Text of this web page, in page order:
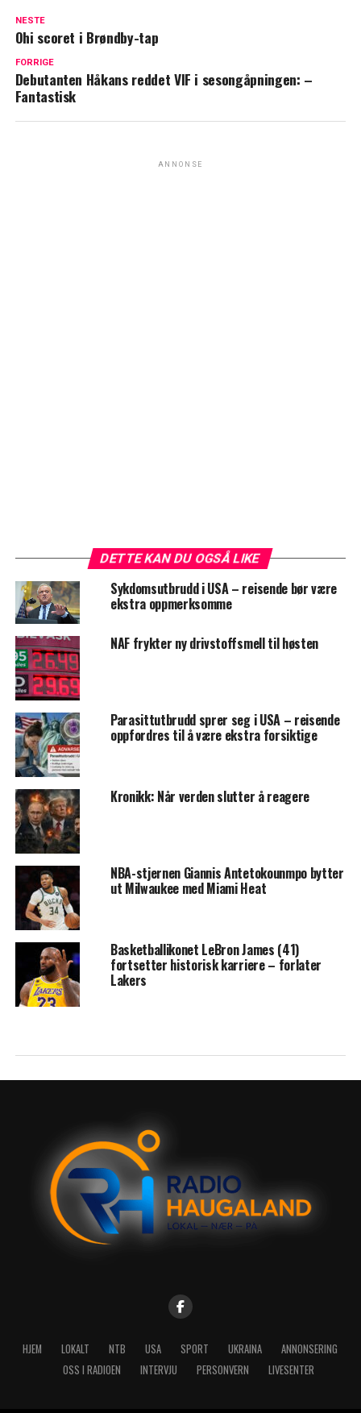
NESTE
Ohi scoret i Brøndby-tap
FORRIGE
Debutanten Håkans reddet VIF i sesongåpningen: –
Fantastisk
ANNONSE
DETTE KAN DU OGSÅ LIKE
Sykdomsutbrudd i USA – reisende bør være
ekstra oppmerksomme
NAF frykter ny drivstoffsmell til høsten
Parasittutbrudd sprer seg i USA – reisende
oppfordres til å være ekstra forsiktige
Kronikk: Når verden slutter å reagere
NBA-stjernen Giannis Antetokounmpo bytter
ut Milwaukee med Miami Heat
Basketballikonet LeBron James (41)
fortsetter historisk karriere – forlater
Lakers
HJEM LOKALT NTB USA SPORT UKRAINA
ANNONSERING
OSS I RADIOEN
INTERVJU PERSONVERN LIVESENTER